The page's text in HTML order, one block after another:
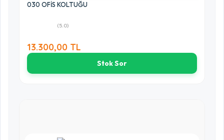
030 OFİS KOLTUĞU
(5.0)
13.300,00 TL
Stok Sor